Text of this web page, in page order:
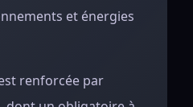
et énergies
renforcée par